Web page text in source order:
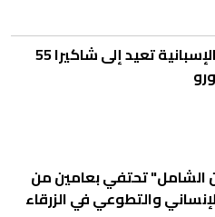
الضريبة الإسبانية تعيد إلى شاكيرا 55
الشامل" تحتفي بعامين من
والتطوعي في الزرقاء